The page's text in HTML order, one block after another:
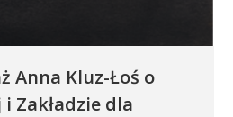
Anna Kluz-Łoś o
Zakładzie dla